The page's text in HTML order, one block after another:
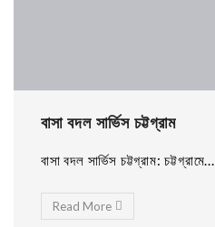
বাসা বদল সার্ভিস চট্টগ্রাম
বাসা বদল সার্ভিস চট্টগ্রাম: চট্টগ্রামে...
Read More